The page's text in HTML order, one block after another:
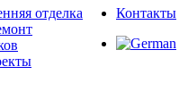
отделка
Контакты